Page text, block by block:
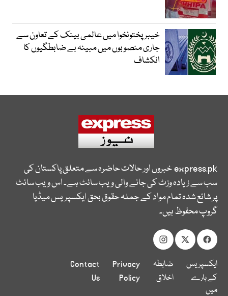
خیبرپختونخوا میں عالمی بینک کے تعاون سے
جاری منصوبوں میں مبینہ بے ضابطگیوں کا
انکشاف
express.pkخبروں اور حالات حاضرہ سے متعلق پاکستان کی
سب سے زیادہ وزٹ کی جانے والی ویب سائٹ ہے۔ اس ویب سائٹ
پر شائع شدہ تمام مواد کے جملہ حقوق بحق ایکسپریس میڈیا
گروپ محفوظ ہیں۔
ایکسپریس
کے بارے
میں
ضابطہ
اخلاق
Privacy
Policy
Contact
Us